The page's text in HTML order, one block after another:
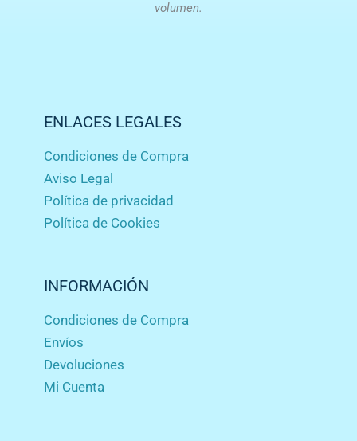
volumen.
ENLACES LEGALES
Condiciones de Compra
Aviso Legal
Política de privacidad
Política de Cookies
INFORMACIÓN
Condiciones de Compra
Envíos
Devoluciones
Mi Cuenta